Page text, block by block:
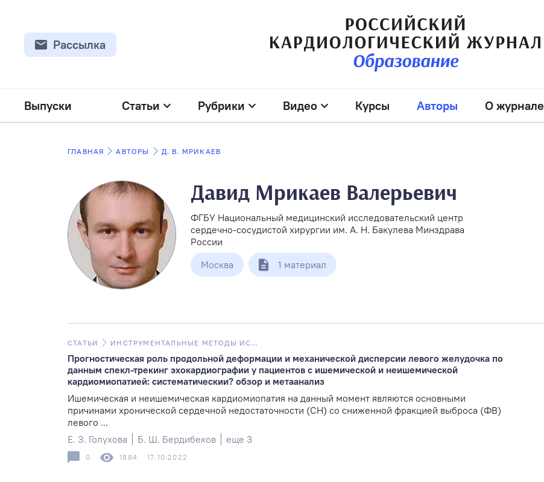
Рассылка
Выпуски Статьи Рубрики Видео Курсы Авторы О журнале
ГЛАВНАЯ АВТОРЫ Д. В. МРИКАЕВ
Давид Мрикаев Валерьевич
ФГБУ Национальный медицинский исследовательский центр
сердечно-сосудистой хирургии им. А. Н. Бакулева Минздрава
России
Москва
1 материал
СТАТЬИ ИНСТРУМЕНТАЛЬНЫЕ МЕТОДЫ ИССЛЕДОВАНИЯ
Прогностическая роль продольной деформации и механической дисперсии левого желудочка по
данным спекл-трекинг эхокардиографии у пациентов с ишемической и неишемической
кардиомиопатией: систематическии? обзор и метаанализ
Ишемическая и неишемическая кардиомиопатия на данный момент являются основными
причинами хронической сердечной недостаточности (СН) со сниженной фракцией выброса (ФВ)
левого ...
Е. З. Голухова
Б. Ш. Бердибеков еще 3
0 1884 17.10.2022